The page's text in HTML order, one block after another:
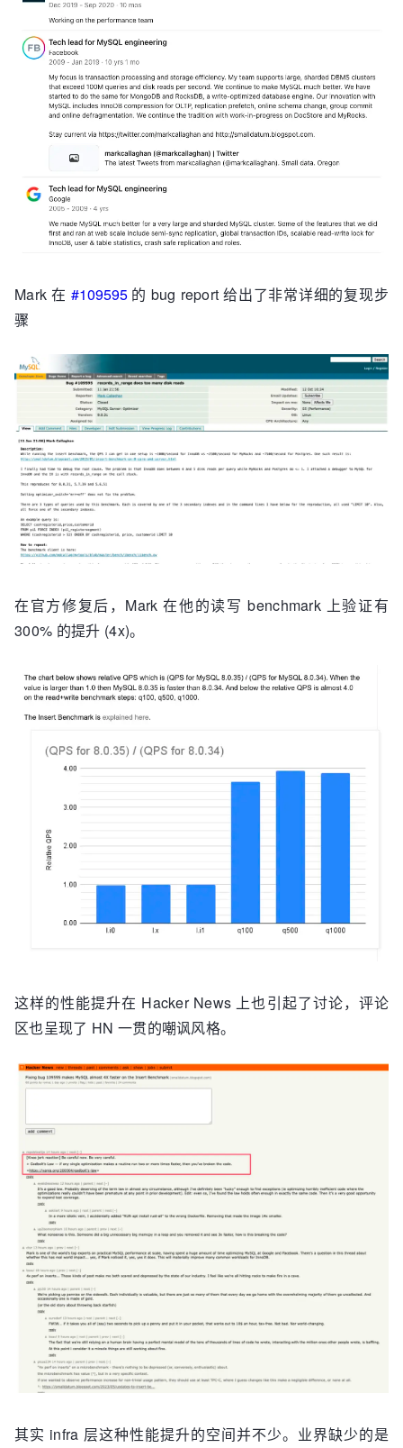
Mark 在 #109595的 bug report 给出了非常详细的复现步
骤
在官方修复后，Mark 在他的读写 benchmark 上验证有
300% 的提升 (4x)。
这样的性能提升在 Hacker News 上也引起了讨论，评论
区也呈现了 HN 一贯的嘲讽风格。
其实 infra 层这种性能提升的空间并不少。业界缺少的是